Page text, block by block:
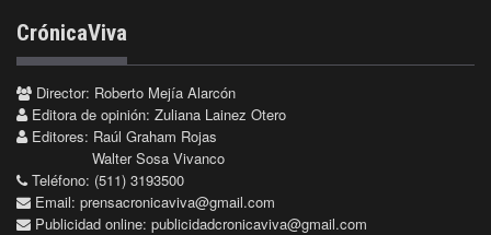
CrónicaViva
Director: Roberto Mejía Alarcón
Editora de opinión: Zuliana Lainez Otero
Editores: Raúl Graham Rojas
Walter Sosa Vivanco
Teléfono: (511) 3193500
Email: prensacronicaviva@gmail.com
Publicidad online: publicidadcronicaviva@gmail.com